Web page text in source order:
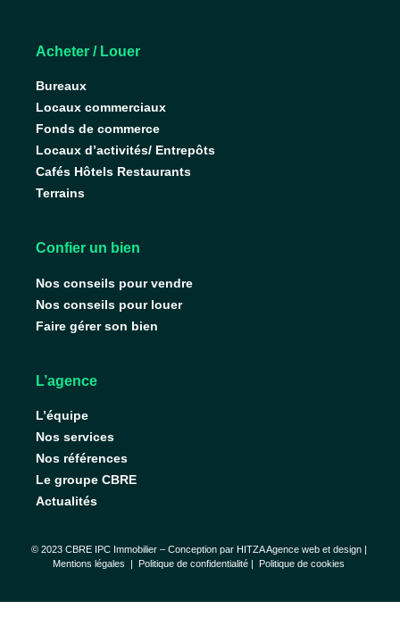
Acheter / Louer
Bureaux
Locaux commerciaux
Fonds de commerce
Locaux d’activités/ Entrepôts
Cafés Hôtels Restaurants
Terrains
Confier un bien
Nos conseils pour vendre
Nos conseils pour louer
Faire gérer son bien
L’agence
L’équipe
Nos services
Nos références
Le groupe CBRE
Actualités
© 2023 CBRE IPC Immobilier – Conception par HITZA Agence web et design|
Mentions légales
Politique de confidentialité | Politique de cookies